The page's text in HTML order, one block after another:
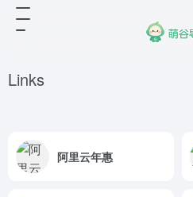
Links
阿里云年惠